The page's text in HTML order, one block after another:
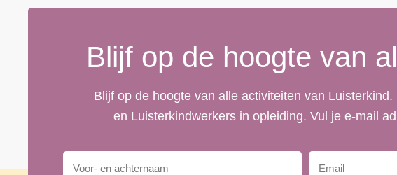
Blijf op de hoogte van
Blijf op de hoogte van alle activiteiten van
en Luisterkindwerkers in opleiding. Vul je e-mail